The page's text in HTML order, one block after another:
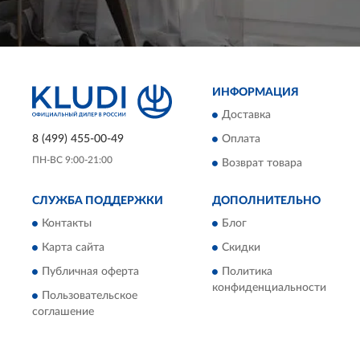
8 (499) 455-00-49
ПН-ВС 9:00-21:00
ИНФОРМАЦИЯ
Доставка
Оплата
Возврат товара
СЛУЖБА ПОДДЕРЖКИ
Контакты
Карта сайта
Публичная оферта
Пользовательское
соглашение
ДОПОЛНИТЕЛЬНО
Блог
Скидки
Политика
конфиденциальности